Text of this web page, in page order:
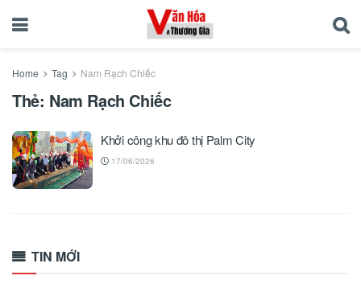
Home Tag Nam Rạch Chiếc
Thẻ: Nam Rạch Chiếc
Khởi công khu đô thị Palm City
17/06/2026
TIN MỚI